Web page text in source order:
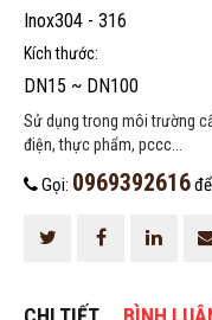
Inox304 - 316
Kích thước:
DN15 ~ DN100
Sử dụng trong môi trường
điện, thực phẩm, pccc...
Gọi: 0969392616